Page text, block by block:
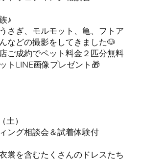
♪
さぎ、モルモット、亀、フトア
などの撮影をしてきました🐶
ご成約でペット料金２匹分無料
トLINE画像プレゼント🎁
土）
ング相談会＆試着体験付
裳を含むたくさんのドレスたち